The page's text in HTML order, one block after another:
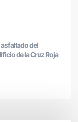
del
de la Cruz Roja